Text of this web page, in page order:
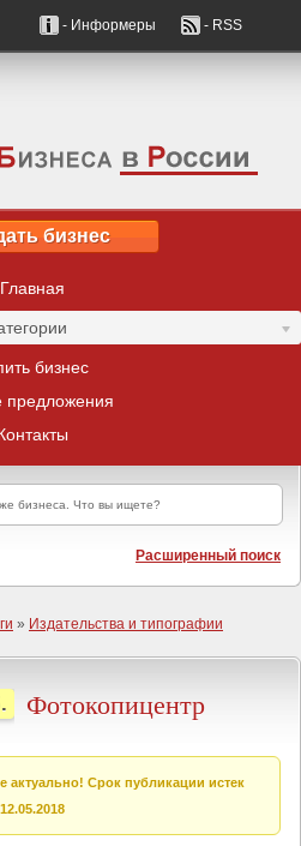
- Информеры - RSS
бизнес
Главная
бизнес
предложения
Расширенный поиск
» Издательства и типографии
Фотокопицентр
Срок публикации истек
12.05.2018